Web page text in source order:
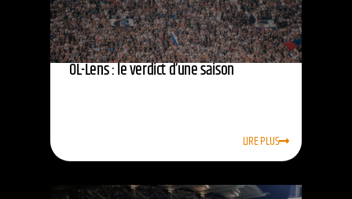
OL-Lens : le verdict d’une saison
LIRE PLUS